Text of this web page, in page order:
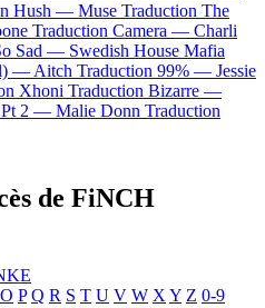
Hush — Muse Traduction The
Traduction Camera — Charli
Sad — Swedish House Mafia
—Aitch Traduction 99% — Jessie
Xhoni Traduction Bizarre —
Pt 2 — Malie Donn Traduction
de FiNCH
O P Q R S T U V W X Y Z 0-9